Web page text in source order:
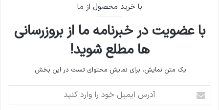
با خرید محصول از ما
با عضویت در خبرنامه ما از بروزرسانی
ها مطلع شوید!
یک متن نمایش، برای نمایش محتوای تست در این بخش.
ایمیل